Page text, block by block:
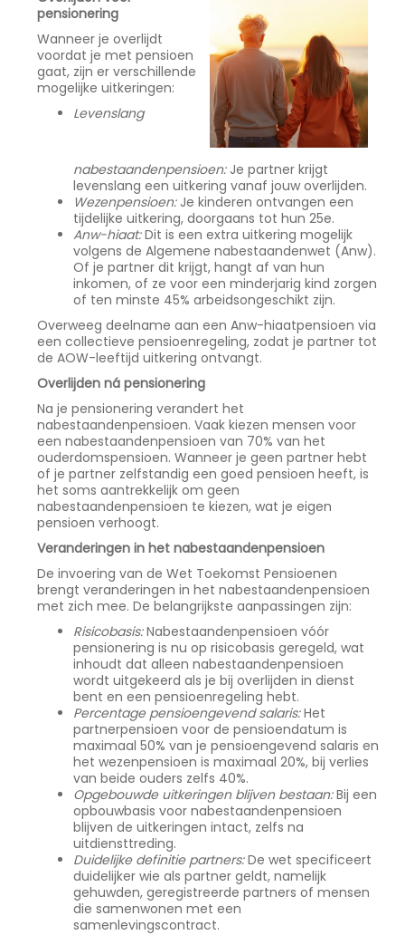
pensionering
Wanneer je overlijdt
voordat je met pensioen
gaat, zijn er verschillende
mogelijke uitkeringen:
Levenslang
nabestaandenpensioen:Je partner krijgt
levenslang een uitkering vanaf jouw overlijden.
Wezenpensioen:Je kinderen ontvangen een
tijdelijke uitkering, doorgaans tot hun 25e.
Anw-hiaat:Dit is een extra uitkering mogelijk
volgens de Algemene nabestaandenwet (Anw).
Of je partner dit krijgt, hangt af van hun
inkomen, of ze voor een minderjarig kind zorgen
of ten minste 45% arbeidsongeschikt zijn.
Overweeg deelname aan een Anw-hiaatpensioen via
een collectieve pensioenregeling, zodat je partner tot
de AOW-leeftijd uitkering ontvangt.
Overlijden ná pensionering
Na je pensionering verandert het
nabestaandenpensioen. Vaak kiezen mensen voor
een nabestaandenpensioen van 70% van het
ouderdomspensioen. Wanneer je geen partner hebt
of je partner zelfstandig een goed pensioen heeft, is
het soms aantrekkelijk om geen
nabestaandenpensioen te kiezen, wat je eigen
pensioen verhoogt.
Veranderingen in het nabestaandenpensioen
De invoering van de Wet Toekomst Pensioenen
brengt veranderingen in het nabestaandenpensioen
met zich mee. De belangrijkste aanpassingen zijn:
Risicobasis:Nabestaandenpensioen vóór
pensionering is nu op risicobasis geregeld, wat
inhoudt dat alleen nabestaandenpensioen
wordt uitgekeerd als je bij overlijden in dienst
bent en een pensioenregeling hebt.
Percentage pensioengevend salaris:Het
partnerpensioen voor de pensioendatum is
maximaal 50% van je pensioengevend salaris en
het wezenpensioen is maximaal 20%, bij verlies
van beide ouders zelfs 40%.
Opgebouwde uitkeringen blijven bestaan:Bij een
opbouwbasis voor nabestaandenpensioen
blijven de uitkeringen intact, zelfs na
uitdiensttreding.
Duidelijke definitie partners:De wet specificeert
duidelijker wie als partner geldt, namelijk
gehuwden, geregistreerde partners of mensen
die samenwonen met een
samenlevingscontract.